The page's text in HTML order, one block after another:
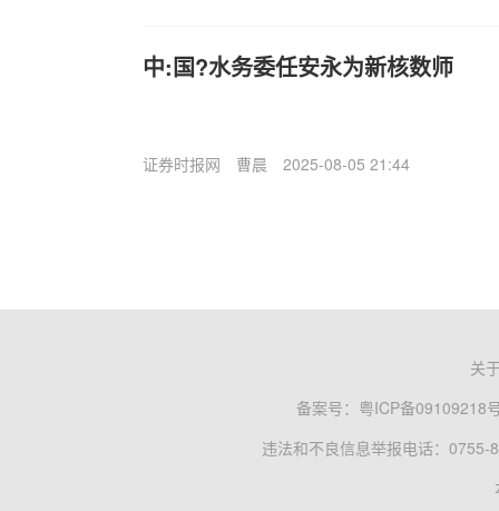
中:国?水务委任安永为新核数师
证券时报网 曹晨 2025-08-05 21:44
关
备案号： 粤ICP备09109218
违法和不良信息举报电话：0755-